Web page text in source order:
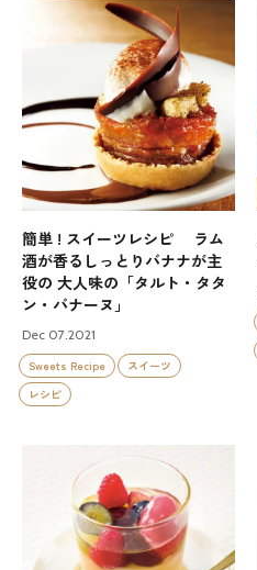
簡単 ! スイーツレシピ ラム
酒が香るしっとりバナナが主
役の 大人味の「タルト・タタ
ン・バナーヌ」
Dec 07.2021
Sweets Recipe
スイーツ
レシピ